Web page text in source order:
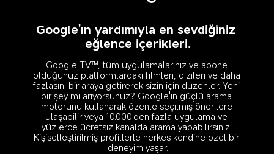
Google'ın yardımıyla en sevdiğiniz
eğlence içerikleri.
Google TV™, tüm uygulamalarınız ve abone
olduğunuz platformlardaki filmleri, dizileri ve daha
fazlasını bir araya getirerek sizin için düzenler. Yeni
bir şey mi arıyorsunuz? Google'ın güçlü arama
motorunu kullanarak özenle seçilmiş önerilere
ulaşabilir veya 10.000'den fazla uygulama ve
yüzlerce ücretsiz kanalda arama yapabilirsiniz.
Kişiselleştirilmiş profillerle herkes kendine özel bir
deneyim yaşar.